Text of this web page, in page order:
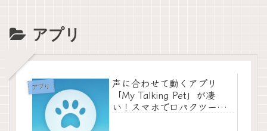
アプリ
アプリ
声に合わせて動くアプリ
「My Talking Pet」が凄
い！スマホで口パクツール